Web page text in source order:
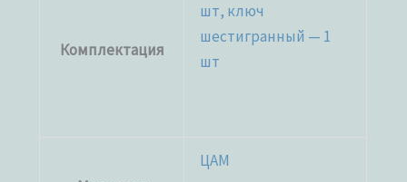
Комплектация
шт, ключ
шестигранный — 1
шт
ЦАМ